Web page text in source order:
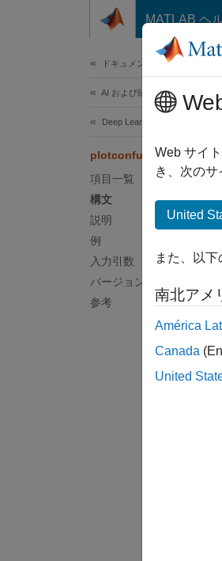
コンテンツへスキップ
MATLAB ヘ
ドキュメンテーションのホーム
AI および統計
Deep Learning Toolbox
plotconfusion
項目一覧
構文
説明
例
入力引数
バージョン履歴
参考
Web サイ
き、次の
United
また、以
南北アメ
América
Canada
United